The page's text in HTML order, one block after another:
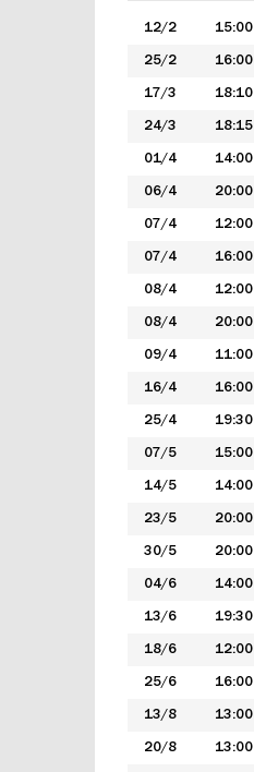
12/2 15:00
25/2 16:00
17/3 18:10
24/3 18:15
01/4 14:00
06/4 20:00
07/4 12:00
07/4 16:00
08/4 12:00
08/4 20:00
09/4 11:00
16/4 16:00
25/4 19:30
07/5 15:00
14/5 14:00
23/5 20:00
30/5 20:00
04/6 14:00
13/6 19:30
18/6 12:00
25/6 16:00
13/8 13:00
20/8 13:00